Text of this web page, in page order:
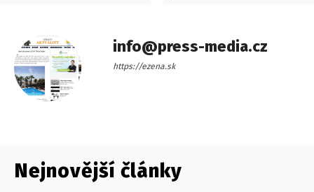
info@press-media.cz
https://ezena.sk
Nejnovější články